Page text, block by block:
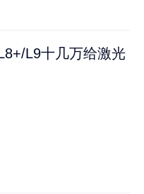
L9十几万给激光